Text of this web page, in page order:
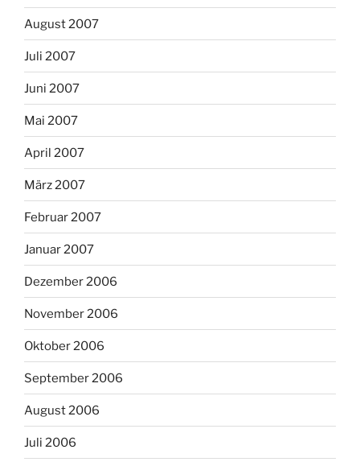
August 2007
Juli 2007
Juni 2007
Mai 2007
April 2007
März 2007
Februar 2007
Januar 2007
Dezember 2006
November 2006
Oktober 2006
September 2006
August 2006
Juli 2006